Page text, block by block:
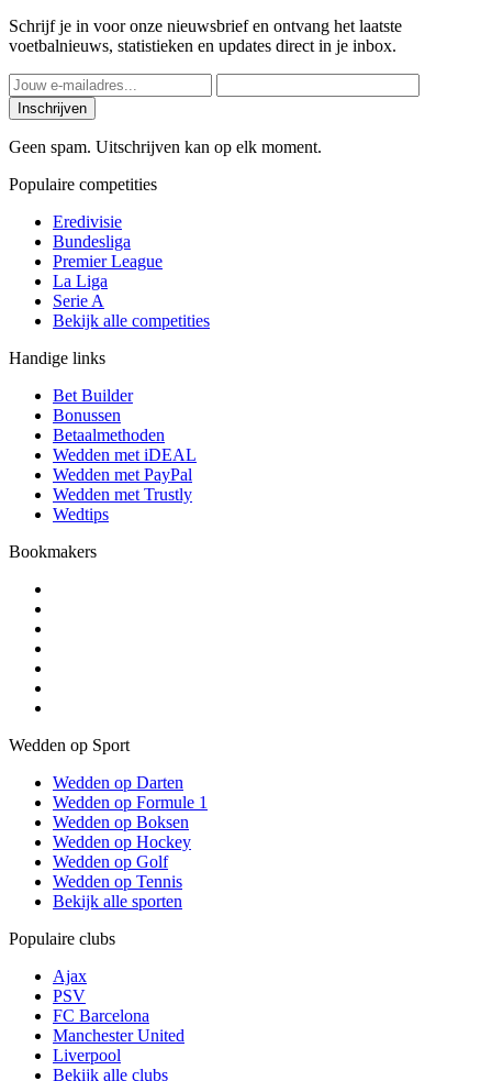
Schrijf je in voor onze nieuwsbrief en ontvang het laatste
voetbalnieuws, statistieken en updates direct in je inbox.
Inschrijven
Geen spam. Uitschrijven kan op elk moment.
Populaire competities
Eredivisie
Bundesliga
Premier League
La Liga
Serie A
Bekijk alle competities
Handige links
Bet Builder
Bonussen
Betaalmethoden
Wedden met iDEAL
Wedden met PayPal
Wedden met Trustly
Wedtips
Bookmakers
Wedden op Sport
Wedden op Darten
Wedden op Formule 1
Wedden op Boksen
Wedden op Hockey
Wedden op Golf
Wedden op Tennis
Bekijk alle sporten
Populaire clubs
Ajax
PSV
FC Barcelona
Manchester United
Liverpool
Bekijk alle clubs